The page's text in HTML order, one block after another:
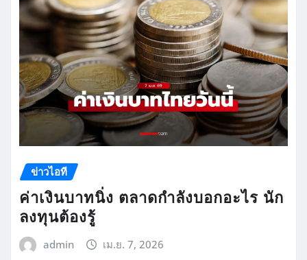
ข่าวไอที
ค่าเงินบาทนิ่ง ตลาดกำลังบอกอะไร นัก
ลงทุนต้องรู้
admin เม.ย. 7, 2026